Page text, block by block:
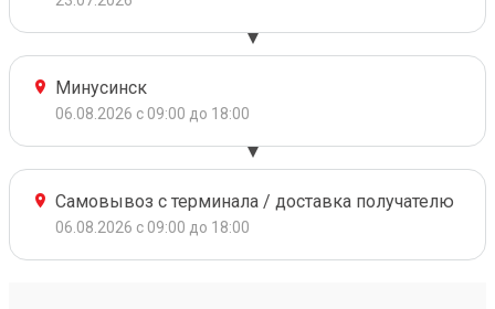
Минусинск
06.08.2026 с 09:00 до 18:00
Самовывоз с терминала / доставка получателю
06.08.2026 с 09:00 до 18:00